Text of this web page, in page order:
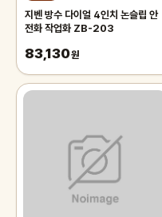
지벤 방수 다이얼 4인치 논슬립 안
전화 작업화 ZB-203
83,130원